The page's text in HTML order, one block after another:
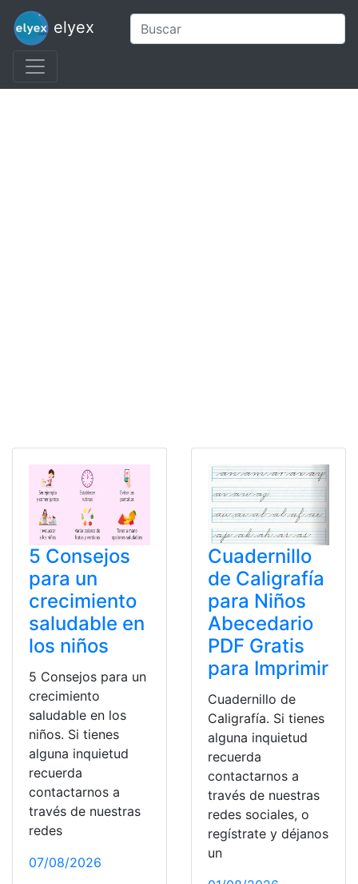
elyex
5 Consejos
para un
crecimiento
saludable en
los niños
5 Consejos para un
crecimiento
saludable en los
niños. Si tienes
alguna inquietud
recuerda
contactarnos a
través de nuestras
redes
07/08/2026
Cuadernillo
de Caligrafía
para Niños
Abecedario
PDF Gratis
para Imprimir
Cuadernillo de
Caligrafía. Si tienes
alguna inquietud
recuerda
contactarnos a
través de nuestras
redes sociales, o
regístrate y déjanos
un